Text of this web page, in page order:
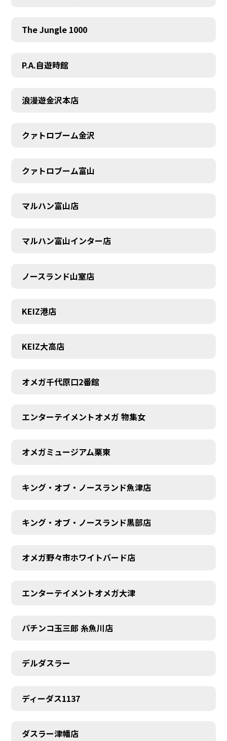
The Jungle 1000
P.A.自遊時館
浪漫遊金沢本店
クァトロブーム金沢
クァトロブーム富山
マルハン富山店
マルハン富山インター店
ノースランド山室店
KEIZ港店
KEIZ大高店
オメガ千代原口2番館
エンターテイメントオメガ 物集女
オメガミュージアム栗東
キング・オブ・ノースランド魚津店
キング・オブ・ノースランド黒部店
オメガ野々市ホワイトバード店
エンターテイメントオメガ大津
パチンコ玉三郎 糸魚川店
デルダスラー
ディーダス1137
ダスラー津幡店